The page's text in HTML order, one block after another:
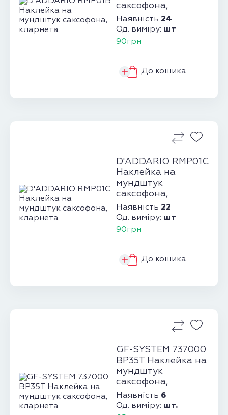
саксофона,
кларнета
Наявність 24
Од. виміру: шт
90грн
До кошика
D'ADDARIO RMP01C
Наклейка на
мундштук
саксофона,
кларнета
Наявність 22
Од. виміру: шт
90грн
До кошика
GF-SYSTEM 737000
BP35T Наклейка на
мундштук
саксофона,
кларнета
Наявність 6
Од. виміру: шт.